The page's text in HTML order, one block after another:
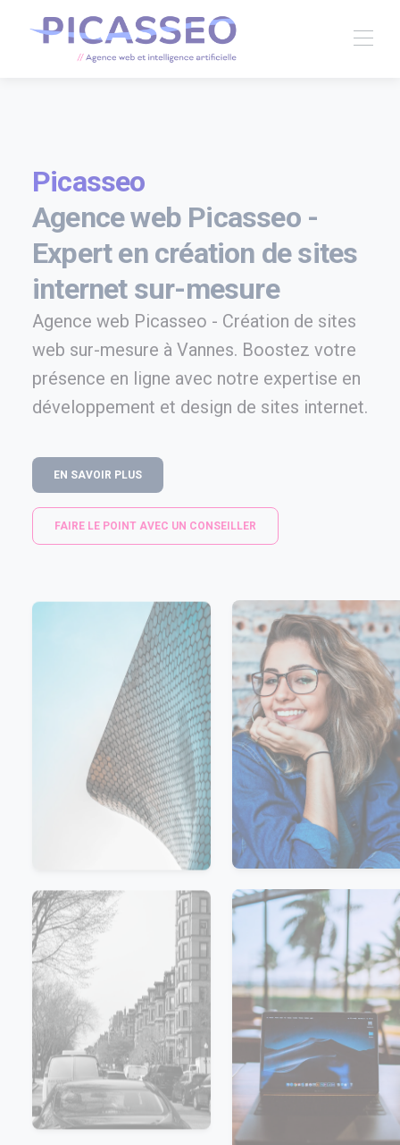
Picasseo
Agence web Picasseo -
Expert en création de sites
internet sur-mesure
Agence web Picasseo - Création de sites
web sur-mesure à Vannes. Boostez votre
présence en ligne avec notre expertise en
développement et design de sites internet.
EN SAVOIR PLUS
FAIRE LE POINT AVEC UN CONSEILLER